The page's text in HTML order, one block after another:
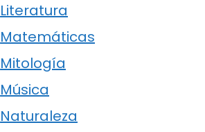
Literatura
Matemáticas
Mitología
Música
Naturaleza